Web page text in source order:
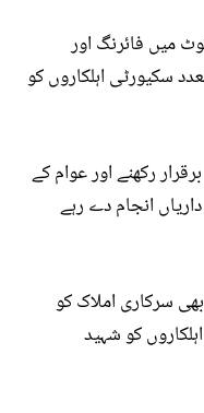
میں فائرنگ اور
سکیورٹی اہلکاروں کو
رکھنے اور عوام کے
انجام دے رہے
سرکاری املاک کو
کو شہید